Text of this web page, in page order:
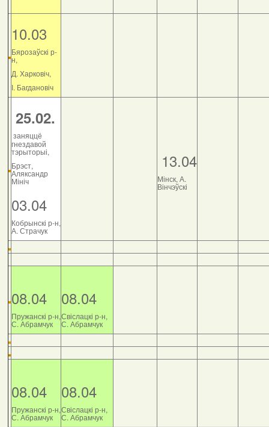
10.03
Бярозаўскі р-
н,
Д. Харковіч,
І. Багдановіч
25.02.
заняццё
гнездавой
тэрыторыі,
Брэст,
Аляксандр
Мініч
03.04
Кобрынскі р-н,
А. Страчук
13.04
Мінск, А.
Вінчэўскі
08.04
Пружанскі р-н,
С. Абрамчук
08.04
Свіслацкі р-н,
С. Абрамчук
08.04
Пружанскі р-н,
С. Абрамчук
08.04
Свіслацкі р-н,
С. Абрамчук